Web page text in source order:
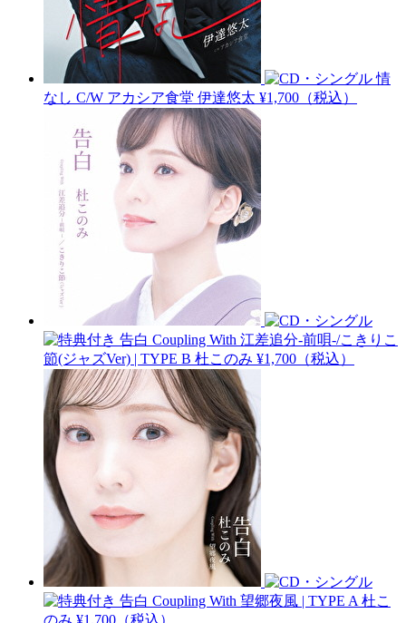
情
なし C/W アカシア食堂 伊達悠太 ¥1,700（税込）
告白 Coupling With 江差追分-前唄-/こきりこ
節(ジャズVer) | TYPE B 杜このみ ¥1,700（税込）
告白 Coupling With 望郷夜風 | TYPE A 杜こ